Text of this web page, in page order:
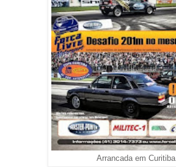
Arrancada em Curitiba.